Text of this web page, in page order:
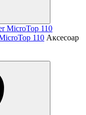
110 Аксесоар